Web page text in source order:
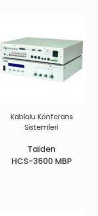
Kablolu Konferans
Sistemleri
Taiden
HCS-3600 MBP